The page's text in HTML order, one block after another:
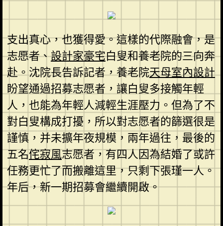
支出真心，也獲得愛。這樣的代際融會，是
志愿者、設計家豪宅白叟和養老院的三向奔
赴。沈院長告訴記者，養老院天母室內設計
盼望通過招募志愿者，讓白叟多接觸年輕
人，也能為年輕人減輕生涯壓力。但為了不
對白叟構成打擾，所以對志愿者的篩選很是
謹慎，并未擴年夜規模，兩年過往，最後的
五名侘寂風志愿者，有四人因為結婚了或許
任務更忙了而搬離這里，只剩下張瑾一人。
年后，新一期招募會繼續開啟。